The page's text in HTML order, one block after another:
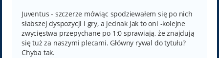
Juventus - szczerze mówiąc spodziewałem się po nich
słabszej dyspozycji i gry, a jednak jak to oni -kolejne
zwycięstwa przepychane po 1:0 sprawiają, że znajdują
się tuż za naszymi plecami. Główny rywal do tytułu?
Chyba tak.